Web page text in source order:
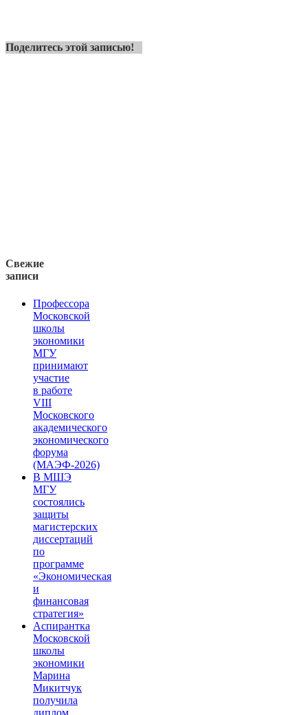
Поделитесь этой записью!
Свежие
записи
Профессора
Московской
школы
экономики
МГУ
принимают
участие
в работе
VIII
Московского
академического
экономического
форума
(МАЭФ-2026)
В МШЭ
МГУ
состоялись
защиты
магистерских
диссертаций
по
программе
«Экономическая
и
финансовая
стратегия»
Аспирантка
Московской
школы
экономики
Марина
Микитчук
получила
диплом